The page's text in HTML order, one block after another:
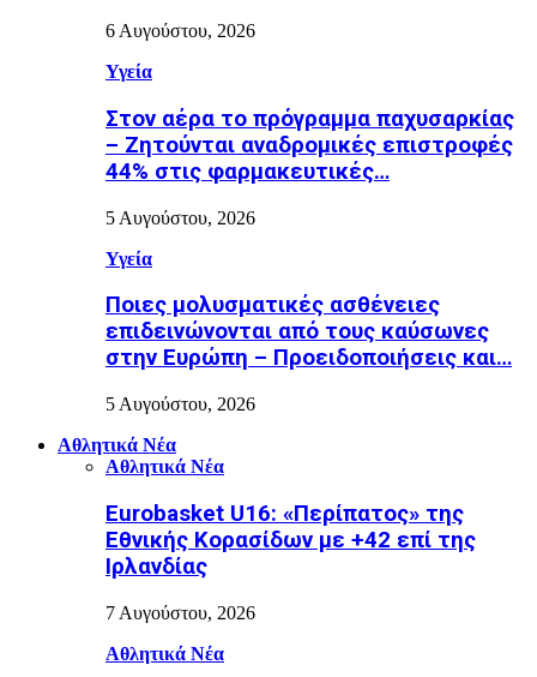
6 Αυγούστου, 2026
Υγεία
Στον αέρα το πρόγραμμα παχυσαρκίας
– Ζητούνται αναδρομικές επιστροφές
44% στις φαρμακευτικές…
5 Αυγούστου, 2026
Υγεία
Ποιες μολυσματικές ασθένειες
επιδεινώνονται από τους καύσωνες
στην Ευρώπη – Προειδοποιήσεις και…
5 Αυγούστου, 2026
Αθλητικά Νέα
Αθλητικά Νέα
Eurobasket U16: «Περίπατος» της
Εθνικής Κορασίδων με +42 επί της
Ιρλανδίας
7 Αυγούστου, 2026
Αθλητικά Νέα